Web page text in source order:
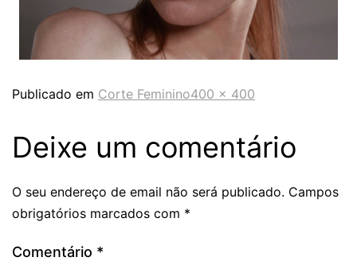
Publicado em Corte Feminino400 × 400
Deixe um comentário
O seu endereço de email não será publicado. Campos
obrigatórios marcados com *
Comentário *